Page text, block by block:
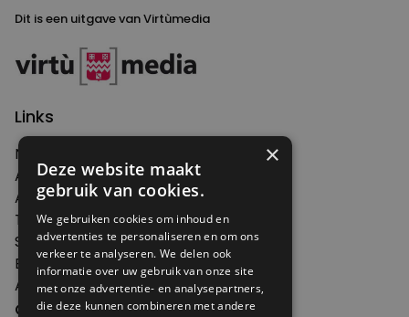
Dit is een uitgave van Virtùmedia
Links
Nieuws
Artikelen
Agenda
Thema's
Shop
Edities
Abonneren
Over Genoeg
×
Deze website maakt
gebruik van cookies.
We gebruiken cookies om inhoud en
advertenties te personaliseren en om ons
verkeer te analyseren. We delen ook
informatie over uw gebruik van onze site
met onze advertentie- en analysepartners,
die deze kunnen combineren met andere